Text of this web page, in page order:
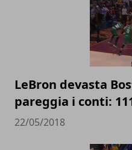
LeBron devasta
pareggia i conti:
22/05/2018